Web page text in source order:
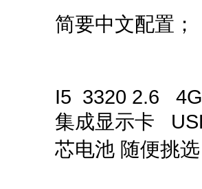
简要中文配置；
I5 3320 2.6
集成显示卡
芯电池 随便挑